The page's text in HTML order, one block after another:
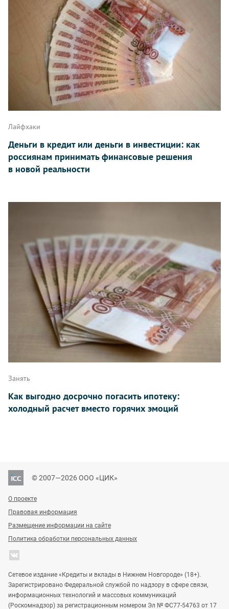
Лайфхаки
Деньги в кредит или деньги в инвестиции: как
россиянам принимать финансовые решения
в новой реальности
Занять
Как выгодно досрочно погасить ипотеку:
холодный расчет вместо горячих эмоций
© 2007—2026 ООО «ЦИК»
О проекте
Правовая информация
Размещение информации на сайте
Политика обработки персональных данных
Сетевое издание «Кредиты и вклады в Нижнем Новгороде» (18+).
Зарегистрировано Федеральной службой по надзору в сфере связи,
информационных технологий и массовых коммуникаций
(Роскомнадзор) за регистрационным номером Эл № ФС77-54763 от 17